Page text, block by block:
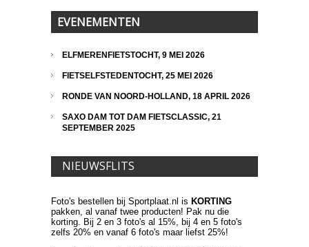
EVENEMENTEN
ELFMERENFIETSTOCHT, 9 MEI 2026
FIETSELFSTEDENTOCHT, 25 MEI 2026
RONDE VAN NOORD-HOLLAND, 18 APRIL 2026
SAXO DAM TOT DAM FIETSCLASSIC, 21
SEPTEMBER 2025
NIEUWSFLITS
Foto's bestellen bij Sportplaat.nl is KORTING
pakken, al vanaf twee producten! Pak nu die
korting. Bij 2 en 3 foto's al 15%, bij 4 en 5 foto's
zelfs 20% en vanaf 6 foto's maar liefst 25%!